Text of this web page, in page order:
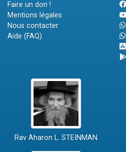
Faire un don !
Mentions légales
Nous contacter
Aide (FAQ)
Rav Aharon L. STEINMAN